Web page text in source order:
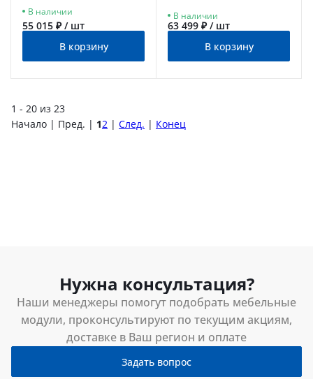
В наличии
55 015 ₽ / шт
В корзину
В наличии
63 499 ₽ / шт
В корзину
1 - 20 из 23
Начало | Пред. | 12 | След. | Конец
Нужна консультация?
Наши менеджеры помогут подобрать мебельные
модули, проконсультируют по текущим акциям,
доставке в Ваш регион и оплате
Задать вопрос